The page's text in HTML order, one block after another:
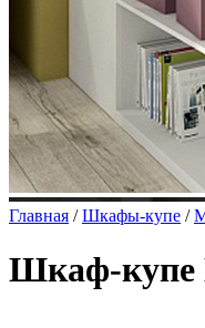
Главная /Шкафы-купе /
Шкаф-купе